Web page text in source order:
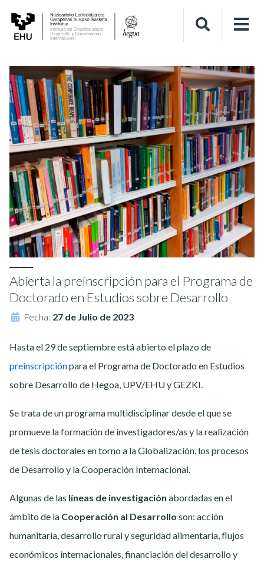
Abierta la preinscripción para el Programa de
Doctorado en Estudios sobre Desarrollo
Fecha: 27 de Julio de 2023
Hasta el 29 de septiembreestá abierto el plazo de
preinscripciónpara el Programa de Doctorado en Estudios
sobre Desarrollo de Hegoa, UPV/EHU y GEZKI.
Se trata de un programa multidisciplinar desde el que se
promueve la formación de investigadores/as y la realización
de tesis doctorales en torno a laGlobalización, los procesos
de Desarrollo y la Cooperación Internacional.
Algunas de las líneas de investigación abordadas en el
ámbito de la Cooperación al Desarrollo son: acción
humanitaria, desarrollo rural y seguridad alimentaria, flujos
económicos internacionales, financiación del desarrollo y